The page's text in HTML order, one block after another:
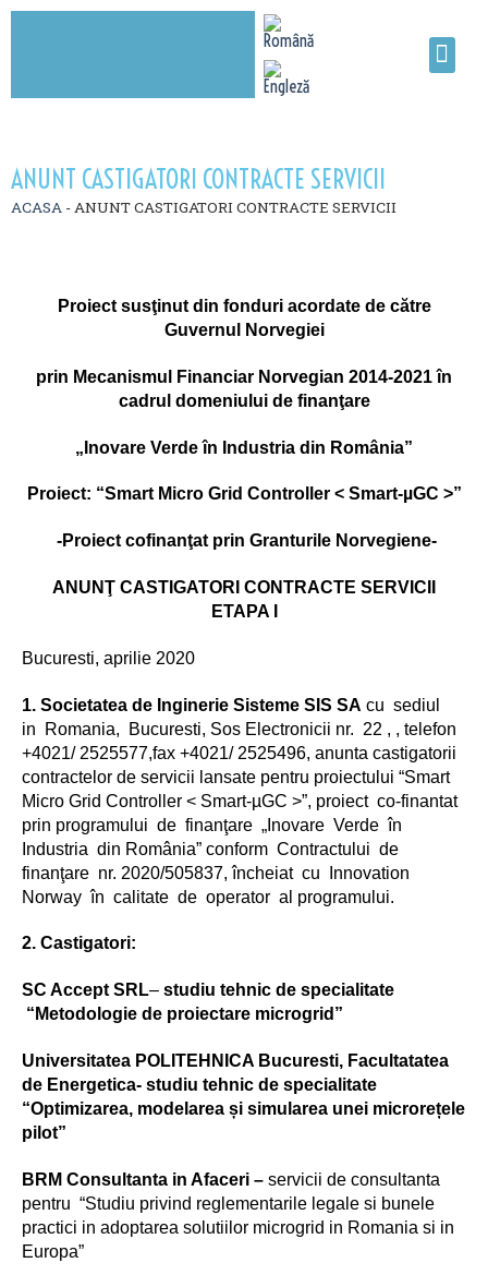
ANUNT CASTIGATORI CONTRACTE SERVICII
ACASA -ANUNT CASTIGATORI CONTRACTE SERVICII
Proiect susţinut din fonduri acordate de către
Guvernul Norvegiei
prin Mecanismul Financiar Norvegian 2014-2021 în
cadrul domeniului de finanţare
„Inovare Verde în Industria din România”
Proiect: “Smart Micro Grid Controller < Smart-µGC >”
-Proiect cofinanţat prin Granturile Norvegiene-
ANUNŢ CASTIGATORI CONTRACTE SERVICII
ETAPA I
Bucuresti, aprilie 2020
1. Societatea de Inginerie Sisteme SIS SA cu sediul
in Romania, Bucuresti, Sos Electronicii nr. 22 , , telefon
+4021/ 2525577,fax +4021/ 2525496, anunta castigatorii
contractelor de servicii lansate pentru proiectului “Smart
Micro Grid Controller < Smart-µGC >”, proiect co-finantat
prin programului de finanţare „Inovare Verde în
Industria din România” conform Contractului de
finanţare nr. 2020/505837, încheiat cu Innovation
Norway în calitate de operator al programului.
2. Castigatori:
SC Accept SRL– studiu tehnic de specialitate
“Metodologie de proiectare microgrid”
Universitatea POLITEHNICA Bucuresti, Facultatatea
de Energetica- studiu tehnic de specialitate
“Optimizarea, modelarea și simularea unei microrețele
pilot”
BRM Consultanta in Afaceri – servicii de consultanta
pentru “Studiu privind reglementarile legale si bunele
practici in adoptarea solutiilor microgrid in Romania si in
Europa”